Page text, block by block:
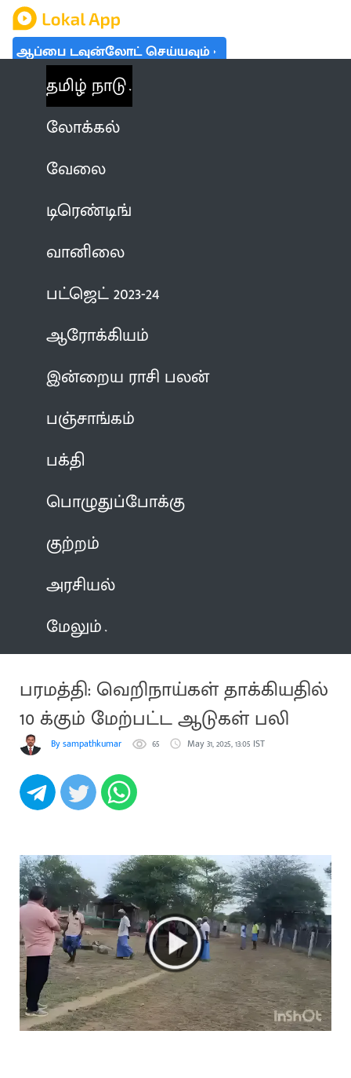
ஆப்பை டவுன்லோட் செய்யவும்
தமிழ் நாடு
லோக்கல்
வேலை
டிரெண்டிங்
வானிலை
பட்ஜெட் 2023-24
ஆரோக்கியம்
இன்றைய ராசி பலன்
பஞ்சாங்கம்
பக்தி
பொழுதுப்போக்கு
குற்றம்
அரசியல்
மேலும்
பரமத்தி: வெறிநாய்கள் தாக்கியதில்
10 க்கும் மேற்பட்ட ஆடுகள் பலி
By sampathkumar 65 May 31, 2025, 13:05 IST